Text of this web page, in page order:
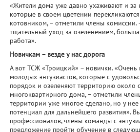
«Жители дома уже давно ухаживают и за
которые в своем цветении
котовником, – отметили члены комиссии.
тщательный уход за озеленением,
работа».
Новичкам – везде у нас дорога
А вот ТСЖ «Троицкий» – новички. «Очень
молодых энтузиастов, которые с
порядок и озеленяют территорию около
многоквартирного дома, – отметили
территории уже многое сделано, но у
потенциал для дальнейшего развития».
профессионалов, члены команды с
предложение пройти обучение в